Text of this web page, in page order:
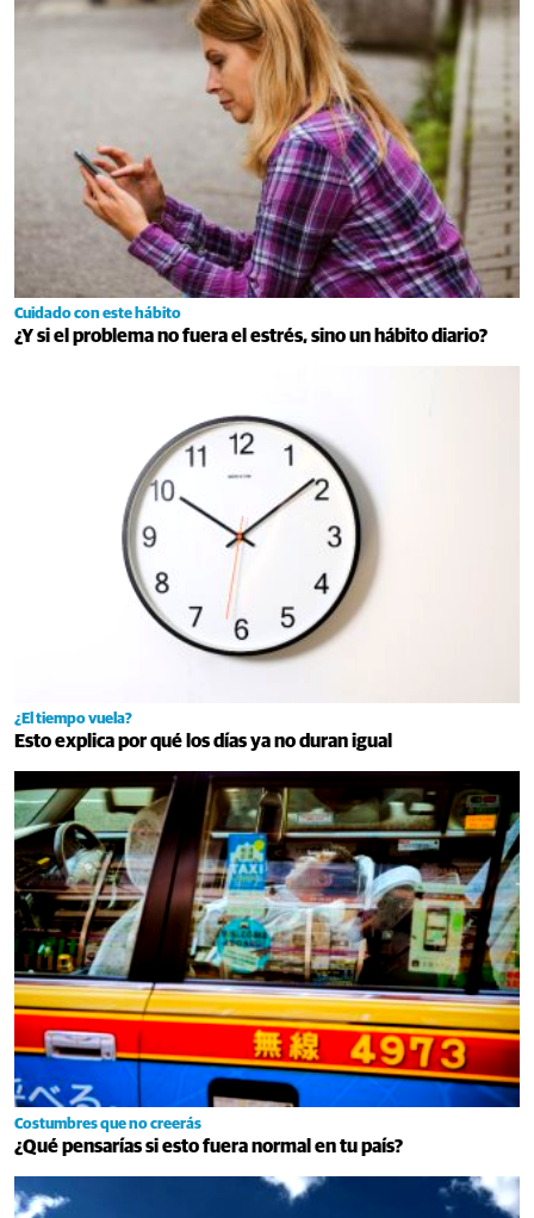
Cuidado con este hábito
¿Y si el problema no fuera el estrés, sino un hábito diario?
¿El tiempo vuela?
Esto explica por qué los días ya no duran igual
Costumbres que no creerás
¿Qué pensarías si esto fuera normal en tu país?